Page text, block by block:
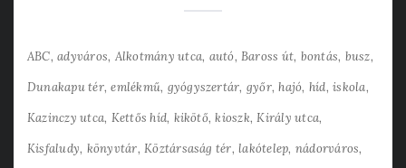
ABC adyváros Alkotmány utca autó Baross út bontás busz
Dunakapu tér emlékmű gyógyszertár győr hajó híd iskola
Kazinczy utca Kettős híd kikötő kioszk Király utca
Kisfaludy könyvtár Köztársaság tér lakótelep nádorváros